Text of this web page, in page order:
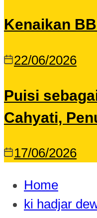
Kenaikan
22/06/2026
Puisi
Cahyati,
17/06/2026
Home
ki hadjar